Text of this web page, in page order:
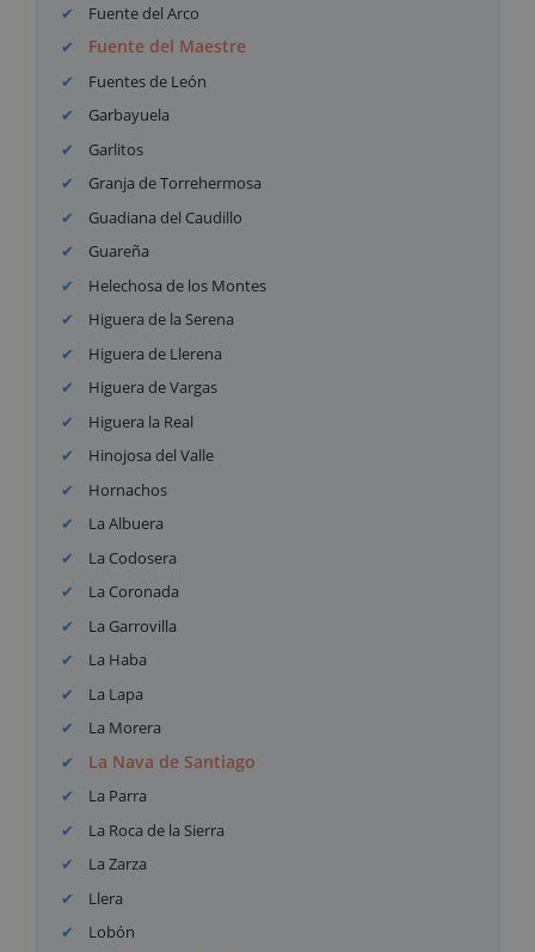
Fuente del Arco
Fuente del Maestre
Fuentes de León
Garbayuela
Garlitos
Granja de Torrehermosa
Guadiana del Caudillo
Guareña
Helechosa de los Montes
Higuera de la Serena
Higuera de Llerena
Higuera de Vargas
Higuera la Real
Hinojosa del Valle
Hornachos
La Albuera
La Codosera
La Coronada
La Garrovilla
La Haba
La Lapa
La Morera
La Nava de Santiago
La Parra
La Roca de la Sierra
La Zarza
Llera
Lobón